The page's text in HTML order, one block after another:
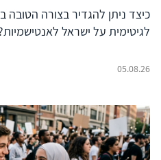
כיצד ניתן להגדיר בצורה הטובה
לגיטימית על ישראל
05.08.26